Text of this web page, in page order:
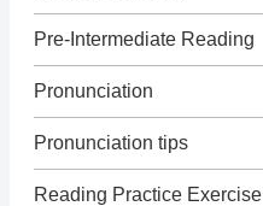
Pre-Intermediate Reading
Pronunciation
Pronunciation tips
Reading Practice Exercise